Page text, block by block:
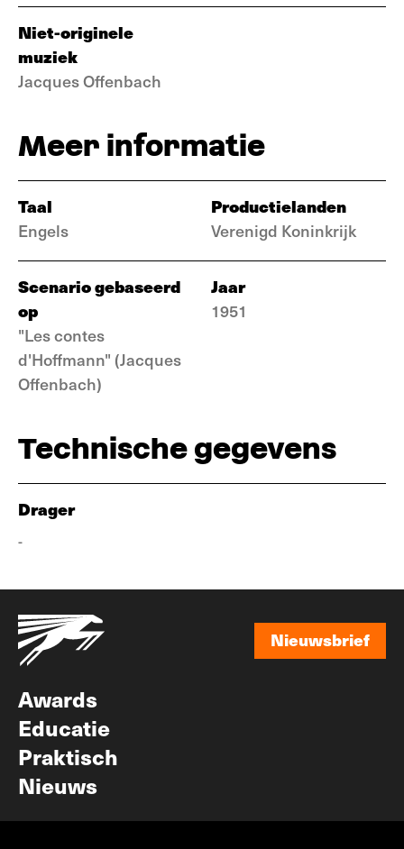
Niet-originele
muziek
Jacques Offenbach
Meer informatie
Taal
Engels
Productielanden
Verenigd Koninkrijk
Scenario gebaseerd
op
"Les contes
d'Hoffmann" (Jacques
Offenbach)
Jaar
1951
Technische gegevens
Drager
-
Nieuwsbrief
Awards
Educatie
Praktisch
Nieuws